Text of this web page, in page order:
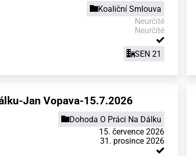
Koaliční Smlouva
Neurčité
Neurčité
SEN 21
Jan Vopava-15.7.2026
Dohoda O Práci Na Dálku
15. července 2026
31. prosince 2026